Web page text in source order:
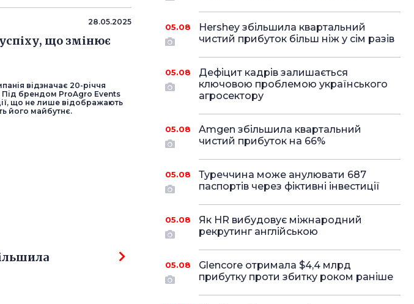
28.05.2025
що змінює
відзначає 20-річчя
Під брендом ProAgro Events
що не лише відображають
його майбутнє.
05.08
Hershey збільшила квартальний
чистий прибуток більш ніж у сім разів
05.08
Дефіцит кадрів залишається
ключовою проблемою українського
агросектору
05.08
Amgen збільшила квартальний
чистий прибуток на 66%
05.08
Туреччина може анулювати 687
паспортів через фіктивні інвестиції
05.08
Як HR вибудовує міжнародний
рекрутинг англійською
05.08
Glencore отримала $4,4 млрд
прибутку проти збитку роком раніше